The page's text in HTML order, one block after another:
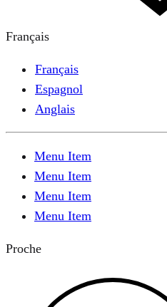
Français
Français
Espagnol
Anglais
Menu Item
Menu Item
Menu Item
Menu Item
Proche